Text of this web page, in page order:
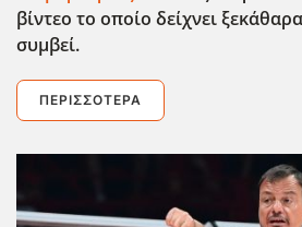
βίντεο το οποίο δείχνει
συμβεί.
ΠΕΡΙΣΣΌΤΕΡΑ